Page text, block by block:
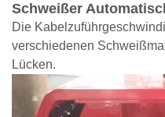
Schweißer
Die
verschiedenen
Lücken.